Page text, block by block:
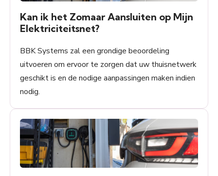
Kan ik het Zomaar Aansluiten op Mijn
Elektriciteitsnet?
BBK Systems zal een grondige beoordeling
uitvoeren om ervoor te zorgen dat uw thuisnetwerk
geschikt is en de nodige aanpassingen maken indien
nodig.